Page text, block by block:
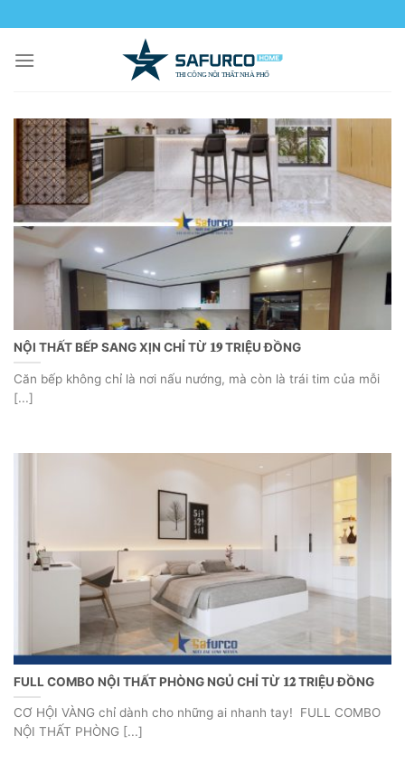
to
content
NỘI THẤT BẾP SANG XỊN CHỈ TỪ 𝟏𝟗 TRIỆU ĐỒNG
Căn bếp không chỉ là nơi nấu nướng, mà còn là trái tim của mỗi
[...]
FULL COMBO NỘI THẤT PHÒNG NGỦ CHỈ TỪ 𝟏𝟐 TRIỆU ĐỒNG
CƠ HỘI VÀNG chỉ dành cho những ai nhanh tay! FULL COMBO
NỘI THẤT PHÒNG [...]